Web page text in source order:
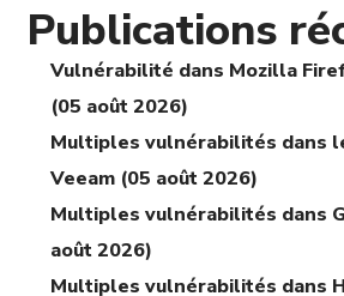
Publications
Vulnérabilité dans Mozilla
(05 août 2026)
Multiples vulnérabilités dans
Veeam (05 août 2026)
Multiples vulnérabilités dans
août 2026)
Multiples vulnérabilités dans